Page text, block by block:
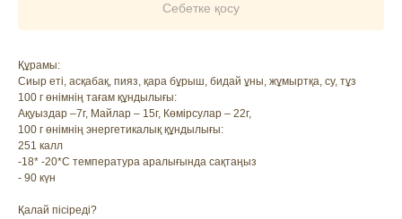
Себетке қосу
Құрамы:
Сиыр еті, асқабақ, пияз, қара бұрыш, бидай ұны, жұмыртқа, су, тұз
100 г өнімнің тағам құндылығы:
Ақуыздар –7г, Майлар – 15г, Көмірсулар – 22г,
100 г өнімнің энергетикалық құндылығы:
251 калл
-18* -20*С температура аралығында сақтаңыз
- 90 күн
Қалай пісіреді?